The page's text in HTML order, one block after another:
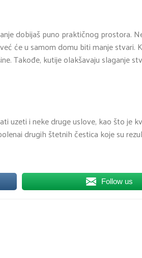
dobijaš puno praktičnog prostora.
će u samom domu biti manje stvari.
Takođe, kutije olakšavaju slaganje
uzeti i neke druge uslove, kao što je
drugih štetnih čestica koje su
Follow us